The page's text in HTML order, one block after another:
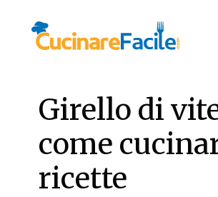
Girello di
come
ricette